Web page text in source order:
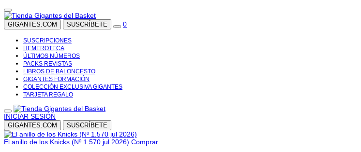
GIGANTES.COM SUSCRÍBETE 0
SUSCRIPCIONES
HEMEROTECA
ÚLTIMOS NÚMEROS
PACKS REVISTAS
LIBROS DE BALONCESTO
GIGANTES FORMACIÓN
COLECCIÓN EXCLUSIVA GIGANTES
TARJETA REGALO
INICIAR SESIÓN
GIGANTES.COM SUSCRÍBETE
El anillo de los Knicks (Nº 1.570 jul 2026) Comprar